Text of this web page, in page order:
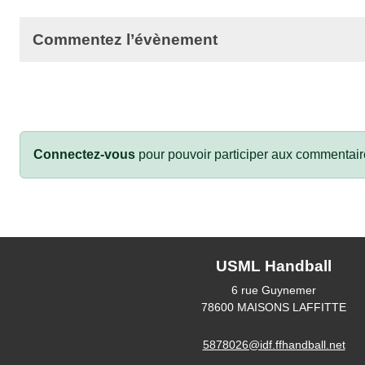
Commentez l’évènement
Connectez-vous pour pouvoir participer aux
USML Handball
6 rue Guynemer
78600 MAISONS LAFFITTE
5878026@idf.ffhandball.net